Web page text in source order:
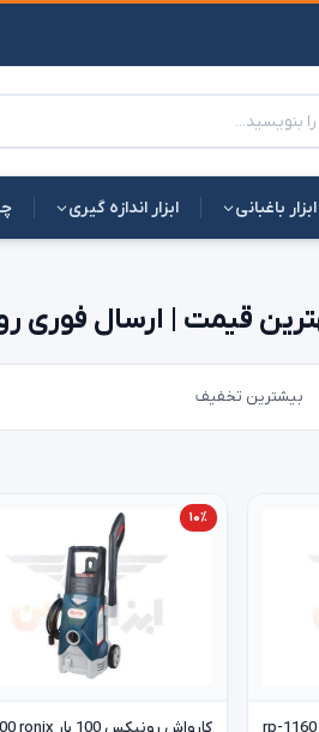
ابزار باغبانی ابزار اندازه گیری
قیمت | ارسال فوری
بیشترین تخفیف
۱۰٪
کارواش رونیکس 100 بار rp-0100 ronix